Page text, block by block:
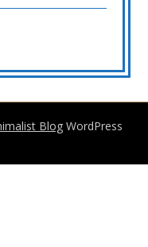
Blog WordPress